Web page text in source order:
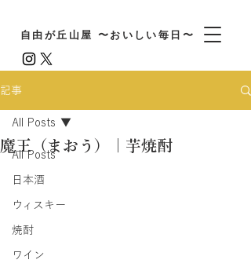
自由が丘山屋 〜おいしい毎日〜
記事
All Posts
日本酒
ウィスキー
焼酎
ワイン
All Posts
魔王（まおう）｜芋焼酎